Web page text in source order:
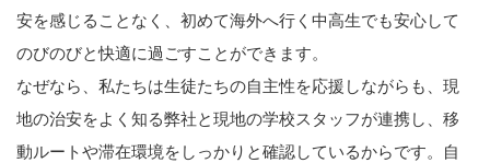
安を感じることなく、初めて海外へ行く中高生でも安心して
のびのびと快適に過ごすことができます。
なぜなら、私たちは生徒たちの自主性を応援しながらも、現
地の治安をよく知る弊社と現地の学校スタッフが連携し、移
動ルートや滞在環境をしっかりと確認しているからです。自